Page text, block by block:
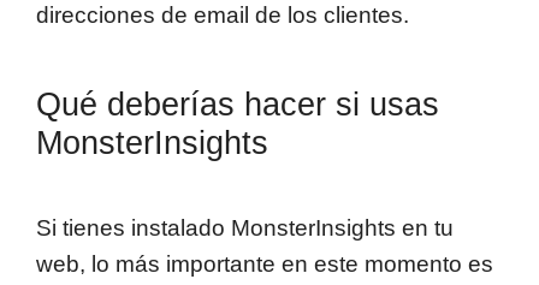
direcciones de email de los clientes.
Qué deberías hacer si usas
MonsterInsights
Si tienes instalado MonsterInsights en tu
web, lo más importante en este momento es